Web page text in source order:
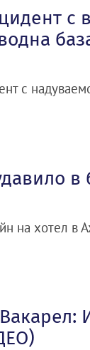
с
с
в
на хотел в